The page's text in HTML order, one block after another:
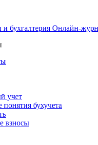
бухгалтерия Онлайн-
учет
бухучета
взносы